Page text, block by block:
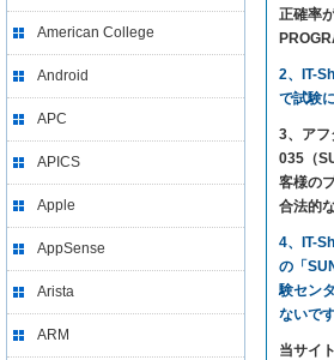
American College
Android
APC
APICS
Apple
AppSense
Arista
ARM
正確率
2、IT-
で試験
3、ア
035（
客様の
合法的
4、IT-
の「
験セン
ないです
当サイ